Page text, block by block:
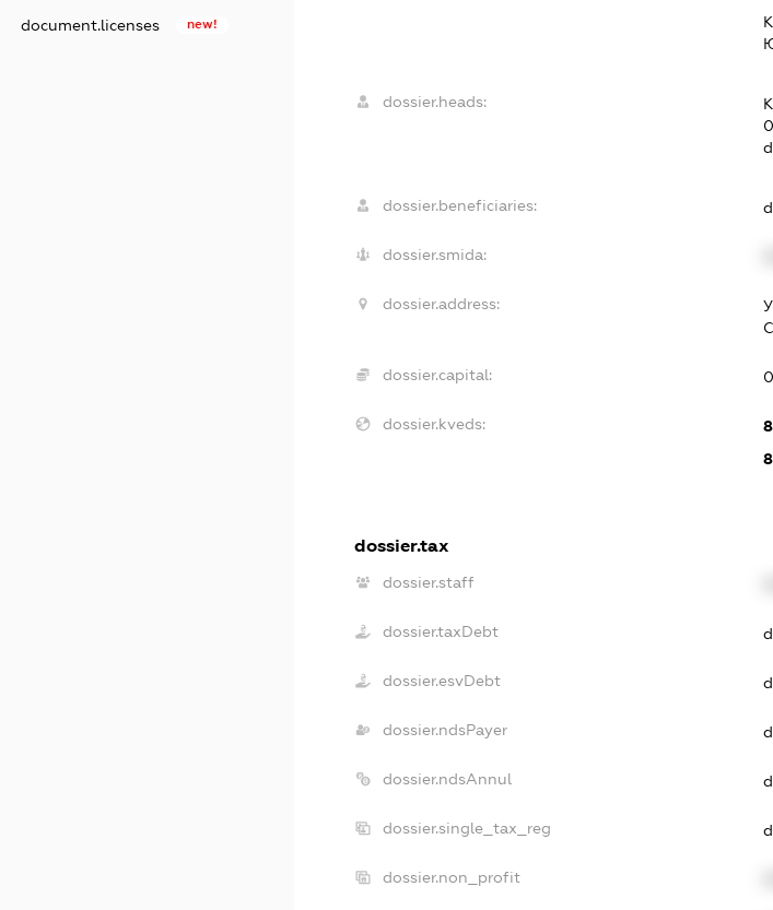
document.licenses new!
dossier.heads:
dossier.beneficiaries:
dossier.smida:
dossier.address:
dossier.capital:
dossier.kveds:
dossier.tax
dossier.staff
dossier.taxDebt
dossier.esvDebt
dossier.ndsPayer
dossier.ndsAnnul
dossier.single_tax_reg
dossier.non_profit